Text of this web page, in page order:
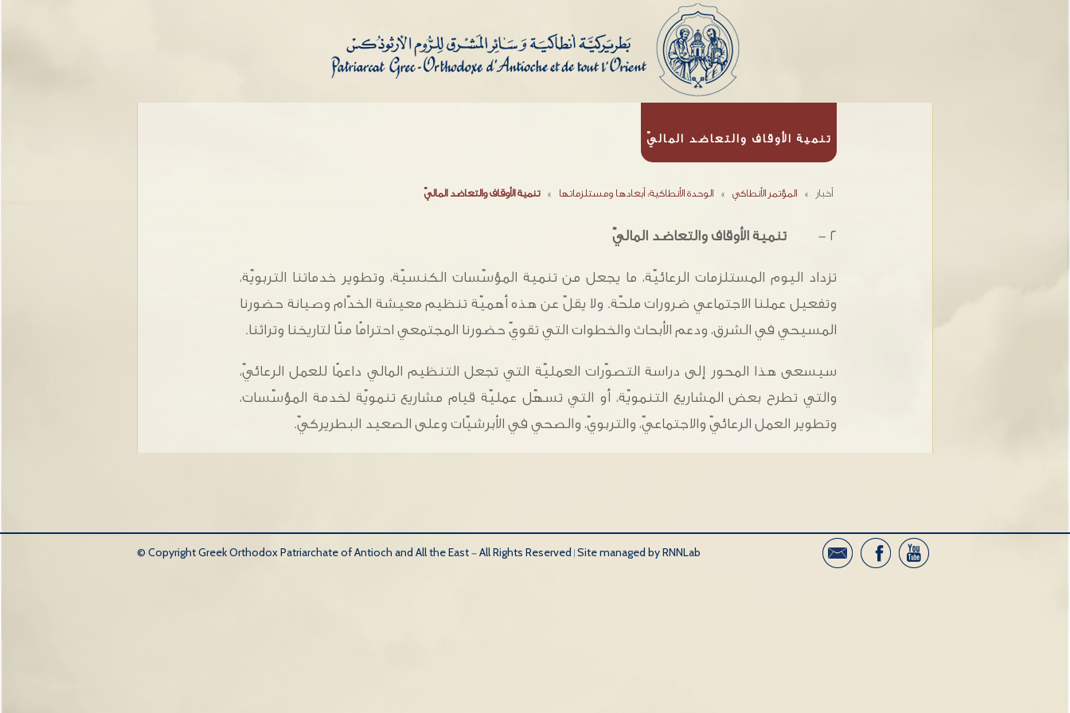
تنمية الأوقاف والتعاضد الماليّ
أخبار » المؤتمر الأنطاكي » الوحدة الأنطاكية: أبعادها ومستلزماتها » تنمية الأوقاف والتعاضد الماليّ
٢ - تنمية الأوقاف والتعاضد الماليّ
تزداد اليوم المستلزمات الرعائيّة، ما يجعل من تنمية المؤسّسات الكنسيّة، وتطوير خدماتنا التربويّة،
وتفعيل عملنا الاجتماعي ضرورات ملحّة. ولا يقلّ عن هذه أهميّة تنظيم معيشة الخدّام وصيانة حضورنا
المسيحي في الشرق، ودعم الأبحاث والخطوات التي تقويّ حضورنا المجتمعي احترامًا منّا لتاريخنا وتراثنا.
سيسعى هذا المحور إلى دراسة التصوّرات العمليّة التي تجعل التنظيم المالي داعمًا للعمل الرعائيّ،
والتي تطرح بعض المشاريع التنمويّة، أو التي تسهّل عمليّة قيام مشاريع تنمويّة لخدمة المؤسّسات،
وتطوير العمل الرعائيّ والاجتماعيّ، والتربويّ، والصحي في الأبرشيّات وعلى الصعيد البطريركيّ.
© Copyright Greek Orthodox Patriarchate of Antioch and All the East - All Rights Reserved | Site managed by RNNLab